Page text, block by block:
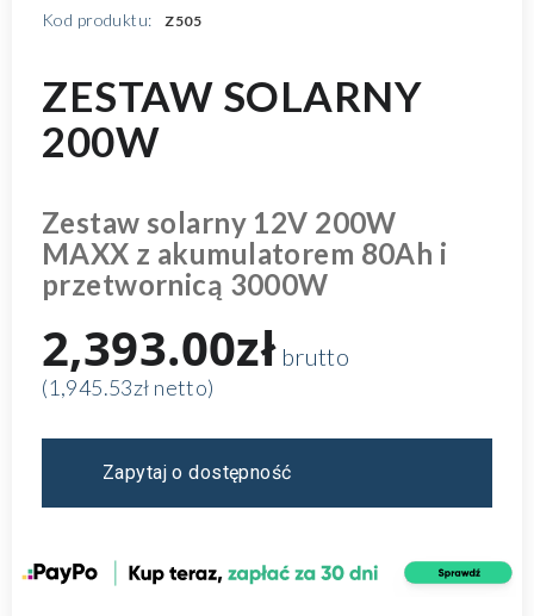
Kod produktu: Z505
ZESTAW SOLARNY
200W
Zestaw solarny 12V 200W
MAXX z akumulatorem 80Ah i
przetwornicą 3000W
2,393.00złbrutto
(1,945.53zł netto)
Zapytaj o dostępność